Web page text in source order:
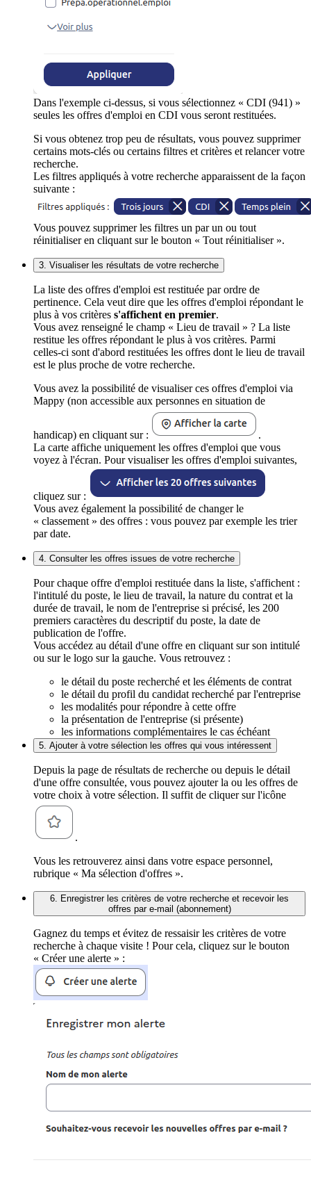
Dans l'exemple ci-dessus, si vous sélectionnez « CDI (941) »
seules les offres d'emploi en CDI vous seront restituées.
Si vous obtenez trop peu de résultats, vous pouvez supprimer
certains mots-clés ou certains filtres et critères et relancer votre
recherche.
Les filtres appliqués à votre recherche apparaissent de la façon
suivante :
Vous pouvez supprimer les filtres un par un ou tout
réinitialiser en cliquant sur le bouton « Tout réinitialiser ».
3. Visualiser les résultats de votre recherche
La liste des offres d'emploi est restituée par ordre de
pertinence. Cela veut dire que les offres d'emploi répondant le
plus à vos critères s'affichent en premier.
Vous avez renseigné le champ « Lieu de travail » ? La liste
restitue les offres répondant le plus à vos critères. Parmi
celles-ci sont d'abord restituées les offres dont le lieu de travail
est le plus proche de votre recherche.
Vous avez la possibilité de visualiser ces offres d'emploi via
Mappy (non accessible aux personnes en situation de
handicap) en cliquant sur :
.
La carte affiche uniquement les offres d'emploi que vous
voyez à l'écran. Pour visualiser les offres d'emploi suivantes,
cliquez sur :
Vous avez également la possibilité de changer le
« classement » des offres : vous pouvez par exemple les trier
par date.
4. Consulter les offres issues de votre recherche
Pour chaque offre d'emploi restituée dans la liste, s'affichent :
l'intitulé du poste, le lieu de travail, la nature du contrat et la
durée de travail, le nom de l'entreprise si précisé, les 200
premiers caractères du descriptif du poste, la date de
publication de l'offre.
Vous accédez au détail d'une offre en cliquant sur son intitulé
ou sur le logo sur la gauche. Vous retrouvez :
le détail du poste recherché et les éléments de contrat
le détail du profil du candidat recherché par l'entreprise
les modalités pour répondre à cette offre
la présentation de l'entreprise (si présente)
les informations complémentaires le cas échéant
5. Ajouter à votre sélection les offres qui vous intéressent
Depuis la page de résultats de recherche ou depuis le détail
d'une offre consultée, vous pouvez ajouter la ou les offres de
votre choix à votre sélection. Il suffit de cliquer sur l'icône
.
Vous les retrouverez ainsi dans votre espace personnel,
rubrique « Ma sélection d'offres ».
6. Enregistrer les critères de votre recherche et recevoir les
offres par e-mail (abonnement)
Gagnez du temps et évitez de ressaisir les critères de votre
recherche à chaque visite ! Pour cela, cliquez sur le bouton
« Créer une alerte » :